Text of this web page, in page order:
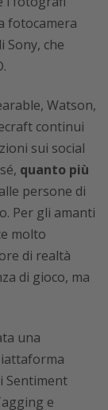
fotocamera
Sony, che
Watson,
continui
sui social
quanto più
persone di
Per gli amanti
molto
di realtà
di gioco, ma
una
Sentiment
e